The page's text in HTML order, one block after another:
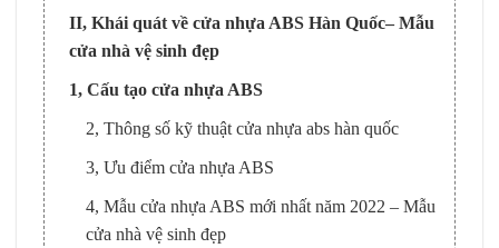
II, Khái quát về cửa nhựa ABS Hàn Quốc– Mẫu
cửa nhà vệ sinh đẹp
1, Cấu tạo cửa nhựa ABS
2, Thông số kỹ thuật cửa nhựa abs hàn quốc
3, Ưu điểm cửa nhựa ABS
4, Mẫu cửa nhựa ABS mới nhất năm 2022 – Mẫu
cửa nhà vệ sinh đẹp